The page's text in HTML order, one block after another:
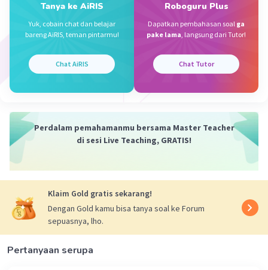
Tanya ke AiRIS
Yuk, cobain chat dan belajar
bareng AiRIS, teman pintarmu!
Chat AiRIS
Roboguru Plus
Dapatkan pembahasan soal ga
pake lama, langsung dari Tutor!
Chat Tutor
Perdalam pemahamanmu bersama Master Teacher
di sesi Live Teaching, GRATIS!
Klaim Gold gratis sekarang!
Dengan Gold kamu bisa tanya soal ke Forum
sepuasnya, lho.
Pertanyaan serupa